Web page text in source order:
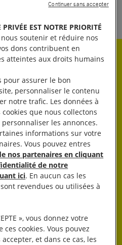
hebdo.
OK
J’AGIS
PRIVÉE EST NOTRE PRIORITÉ
soutenir et réduire nos
dons contribuent en
atteintes aux droits humains
pour assurer le bon
personnaliser le contenu
notre trafic. Les données à
que nous collectons
les annonces.
informations sur votre
Vous pouvez entres
nos partenaires en cliquant
de notre
ici. En aucun cas les
revendues ou utilisées à
», vous donnez votre
cookies. Vous pouvez
et dans ce cas, les
Continuer sans accepter